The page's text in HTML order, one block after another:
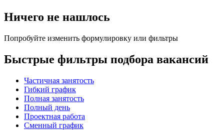
Ничего не нашлось
Попробуйте изменить формулировку или фильтры
Быстрые фильтры подбора вакансий
Частичная занятость
Гибкий график
Полная занятость
Полный день
Проектная работа
Сменный график